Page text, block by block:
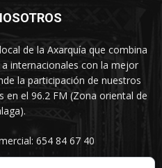
de la Axarquía que combina
internacionales con la mejor
la participación de nuestros
en el 96.2 FM (Zona oriental de
654 84 67 40